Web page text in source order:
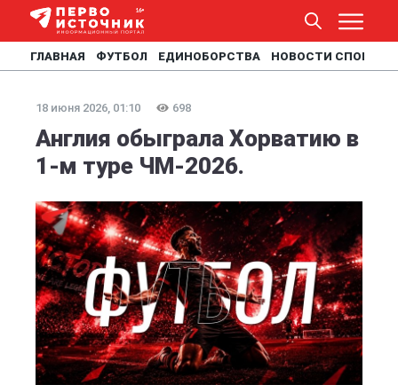
ГЛАВНАЯ ФУТБОЛ ЕДИНОБОРСТВА НОВОСТИ СПОРТА
18 июня 2026, 01:10 698
Англия обыграла Хорватию в
1-м туре ЧМ-2026.